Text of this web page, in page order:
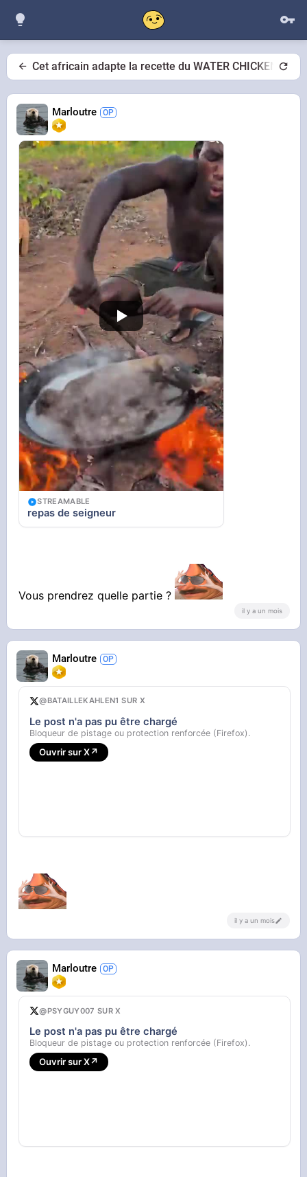
Cet africain adapte la recette du WATER CHICKEN
Marloutre
STREAMABLE
repas de seigneur
Vous prendrez quelle partie ?
il y a un mois
Marloutre
@BATAILLEKAHLEN1 SUR X
Le post n'a pas pu être chargé
Bloqueur de pistage ou protection renforcée (Firefox).
Ouvrir sur X↗
il y a un mois
Marloutre
@PSYGUY007 SUR X
Le post n'a pas pu être chargé
Bloqueur de pistage ou protection renforcée (Firefox).
Ouvrir sur X↗